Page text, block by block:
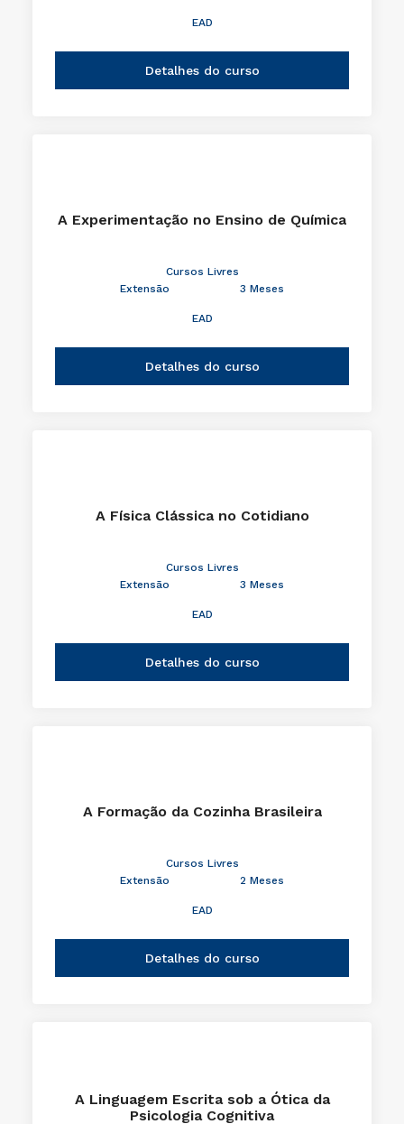
EAD
Detalhes do curso
A Experimentação no Ensino de Química
Cursos Livres
Extensão
3 Meses
EAD
Detalhes do curso
A Física Clássica no Cotidiano
Cursos Livres
Extensão
3 Meses
EAD
Detalhes do curso
A Formação da Cozinha Brasileira
Cursos Livres
Extensão
2 Meses
EAD
Detalhes do curso
A Linguagem Escrita sob a Ótica da
Psicologia Cognitiva